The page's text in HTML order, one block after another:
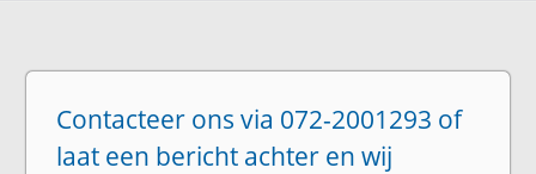
Contacteer ons via 072-2001293 of
laat een bericht achter en wij